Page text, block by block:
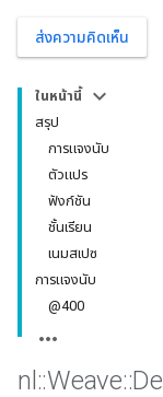
ส่งความคิดเห็น
ในหน้านี้
สรุป
การแจงนับ
ตัวแปร
ฟังก์ชัน
ชั้นเรียน
เนมสเปซ
การแจงนับ
@400
nl ::Weave::